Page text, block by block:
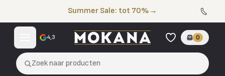
Summer Sale: tot 70% →
4,3 0
Zoek naar producten